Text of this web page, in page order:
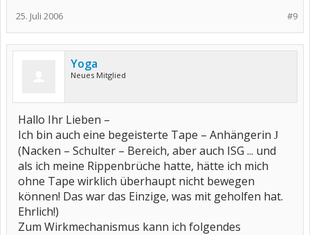
#9
25. Juli 2006
Yoga
Neues Mitglied
Hallo Ihr Lieben –
Ich bin auch eine begeisterte Tape – Anhängerin J
(Nacken – Schulter – Bereich, aber auch ISG ... und
als ich meine Rippenbrüche hatte, hätte ich mich
ohne Tape wirklich überhaupt nicht bewegen
können! Das war das Einzige, was mit geholfen hat.
Ehrlich!)
Zum Wirkmechanismus kann ich folgendes